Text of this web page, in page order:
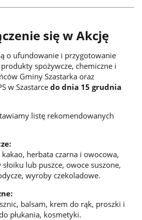
się w Akcję
o ufundowanie i przygotowanie
spożywcze, chemiczne i
Gminy Szastarka oraz
w Szastarce do dnia 15 grudnia
listę rekomendowanych
herbata czarna i owocowa,
lub puszce, owoce suszone,
wyroby czekoladowe.
balsam, krem do rąk, proszki i
płukania, kosmetyki.